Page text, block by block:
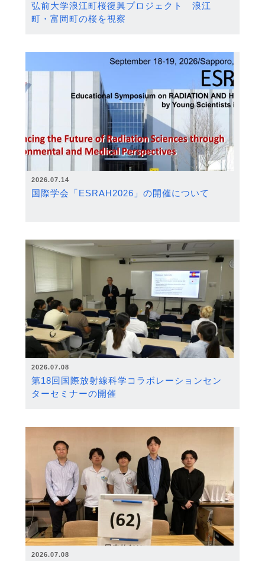
弘前大学浪江町桜復興プロジェクト 浪江
町・富岡町の桜を視察
2026.07.14
国際学会「ESRAH2026」の開催について
2026.07.08
第18回国際放射線科学コラボレーションセン
ターセミナーの開催
2026.07.08